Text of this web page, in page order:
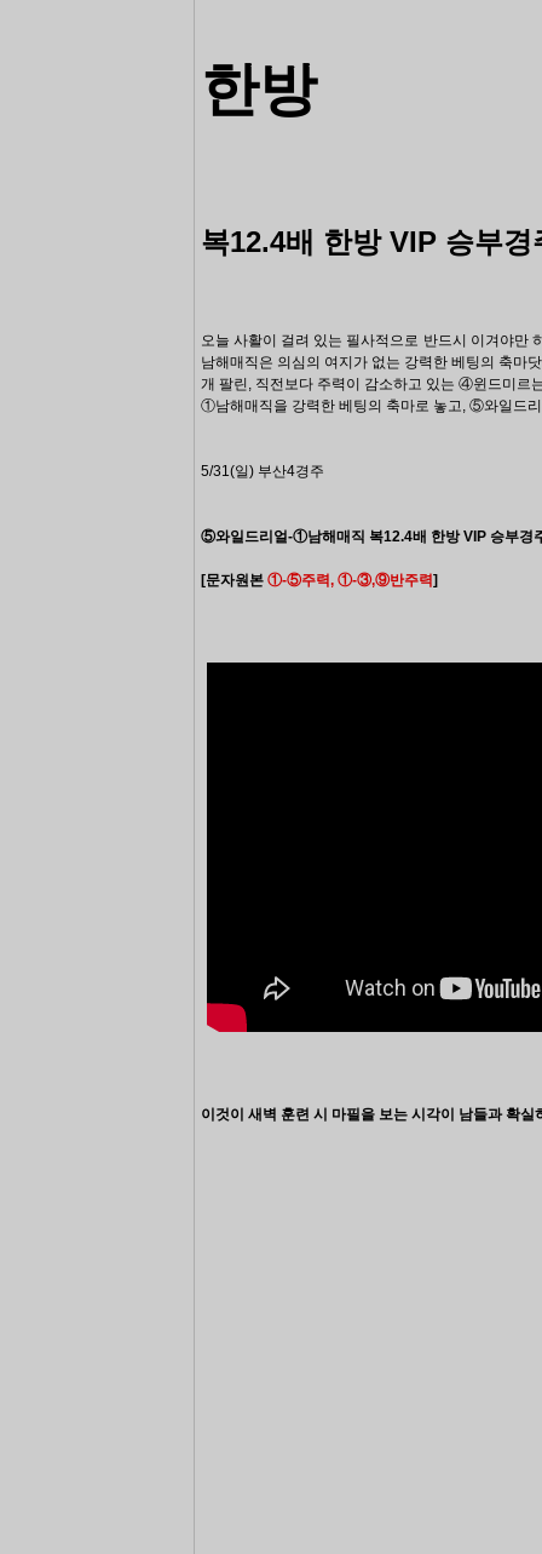
한방
복12.4배 한방 VIP 승부
오늘 사활이 걸려 있는 필사적으로 반드시 이겨야만
남해매직은 의심의 여지가 없는 강력한 베팅의 축마
개 팔린, 직전보다 주력이 감소하고 있는 ④윈드미르
①남해매직을 강력한 베팅의 축마로 놓고, ⑤와일드
5/31(일) 부산4경주
⑤와일드리얼-①남해매직 복12.4배 한방 VIP 승부경
[문자원본 ①-⑤주력, ①-③,⑨반주력]
이것이 새벽 훈련 시 마필을 보는 시각이 남들과 확실